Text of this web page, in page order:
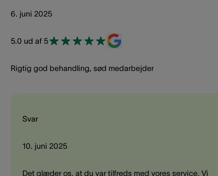
6. juni 2025
5.0 ud af 5
Rigtig god behandling, sød medarbejder
Svar
10. juni 2025
Det glæder os, at du var tilfreds med vores service. Vi